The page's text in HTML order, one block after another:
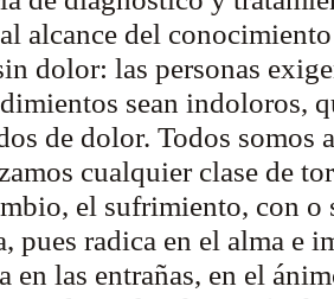
alcance del
dolor: las personas
sean indoloros,
de dolor. Todos somos
cualquier clase de
el sufrimiento, con o
pues radica en el alma e
en las entrañas, en el